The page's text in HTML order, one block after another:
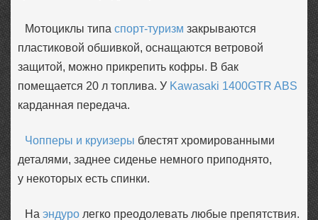
Мотоциклы типа спорт-туризм закрываются
пластиковой обшивкой, оснащаются ветровой
защитой, можно прикрепить кофры. В бак
помещается 20 л топлива. У Kawasaki 1400GTR ABS
карданная передача.
Чопперы и круизеры блестят хромированными
деталями, заднее сиденье немного приподнято,
у некоторых есть спинки.
На эндуро легко преодолевать любые препятствия.